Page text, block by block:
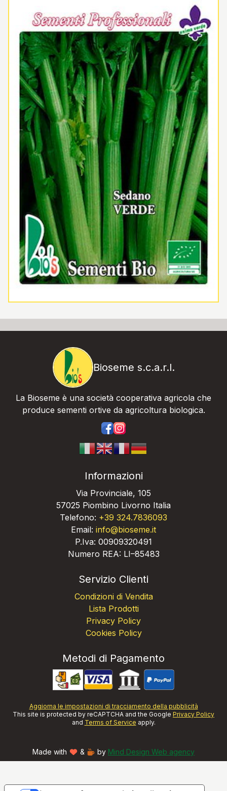
Bioseme s.c.a.r.l.
La Bioseme è una società cooperativa agricola che
produce sementi ortive da agricoltura biologica.
Informazioni
Via Provinciale, 105
57025 Piombino Livorno Italia
Telefono: +39 324.7836093
Email: info@bioseme.it
P.Iva: 00909320491
Numero REA: LI–85483
Servizio Clienti
Condizioni di Vendita
Lista Prodotti
Privacy Policy
Cookies Policy
Metodi di Pagamento
Aggiorna le impostazioni di tracciamento della pubblicità
This site is protected by reCAPTCHA and the Google Privacy Policy
and Terms of Service apply.
Made with & by Mind Design Web agency